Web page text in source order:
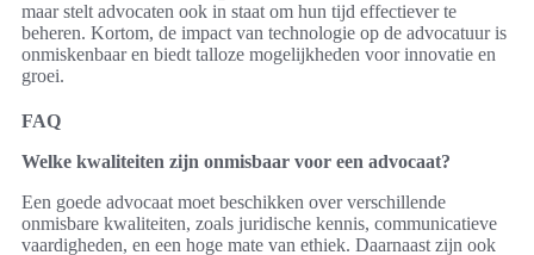
maar stelt advocaten ook in staat om hun tijd effectiever te
beheren. Kortom, de impact van technologie op de advocatuur is
onmiskenbaar en biedt talloze mogelijkheden voor innovatie en
groei.
FAQ
Welke kwaliteiten zijn onmisbaar voor een advocaat?
Een goede advocaat moet beschikken over verschillende
onmisbare kwaliteiten, zoals juridische kennis, communicatieve
vaardigheden, en een hoge mate van ethiek. Daarnaast zijn ook